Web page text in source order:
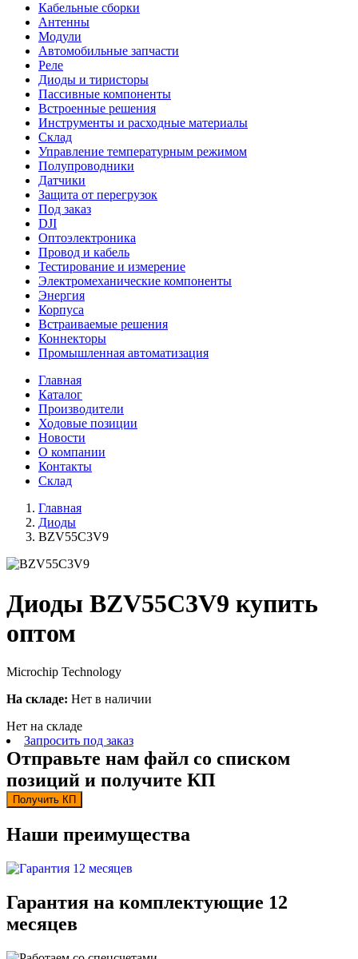
Кабельные сборки
Антенны
Модули
Автомобильные запчасти
Реле
Диоды и тиристоры
Пассивные компоненты
Встроенные решения
Инструменты и расходные материалы
Склад
Управление температурным режимом
Полупроводники
Датчики
Защита от перегрузок
Под заказ
DJI
Оптоэлектроника
Провод и кабель
Тестирование и измерение
Электромеханические компоненты
Энергия
Корпуса
Встраиваемые решения
Коннекторы
Промышленная автоматизация
Главная
Каталог
Производители
Ходовые позиции
Новости
О компании
Контакты
Склад
Главная
Диоды
BZV55C3V9
Диоды BZV55C3V9 купить
оптом
Microchip Technology
На складе: Нет в наличии
Нет на складе
Запросить под заказ
Отправьте нам файл со списком
позиций и получите КП
Получить КП
Наши преимущества
Гарантия на комплектующие 12
месяцев